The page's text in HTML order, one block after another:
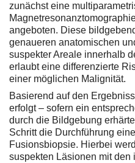
zunächst eine
angeboten. Diese
genaueren anatomischen
suspekter Areale innerhalb
erlaubt eine differenzierte
einer möglichen Malignität.
Basierend auf den
erfolgt – sofern ein
durch die Bildgebung
Schritt die Durchführung
Fusionsbiopsie. Hierbei
suspekten Läsionen mit den